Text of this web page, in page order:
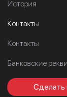
История
Контакты
Контакты
Банковские
Сделать